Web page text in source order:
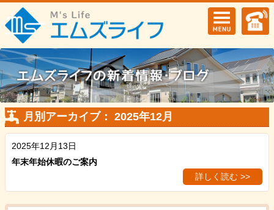
月別アーカイブ： 2025年12月
2025年12月13日
年末年始休暇のご案内
詳しく読む >>